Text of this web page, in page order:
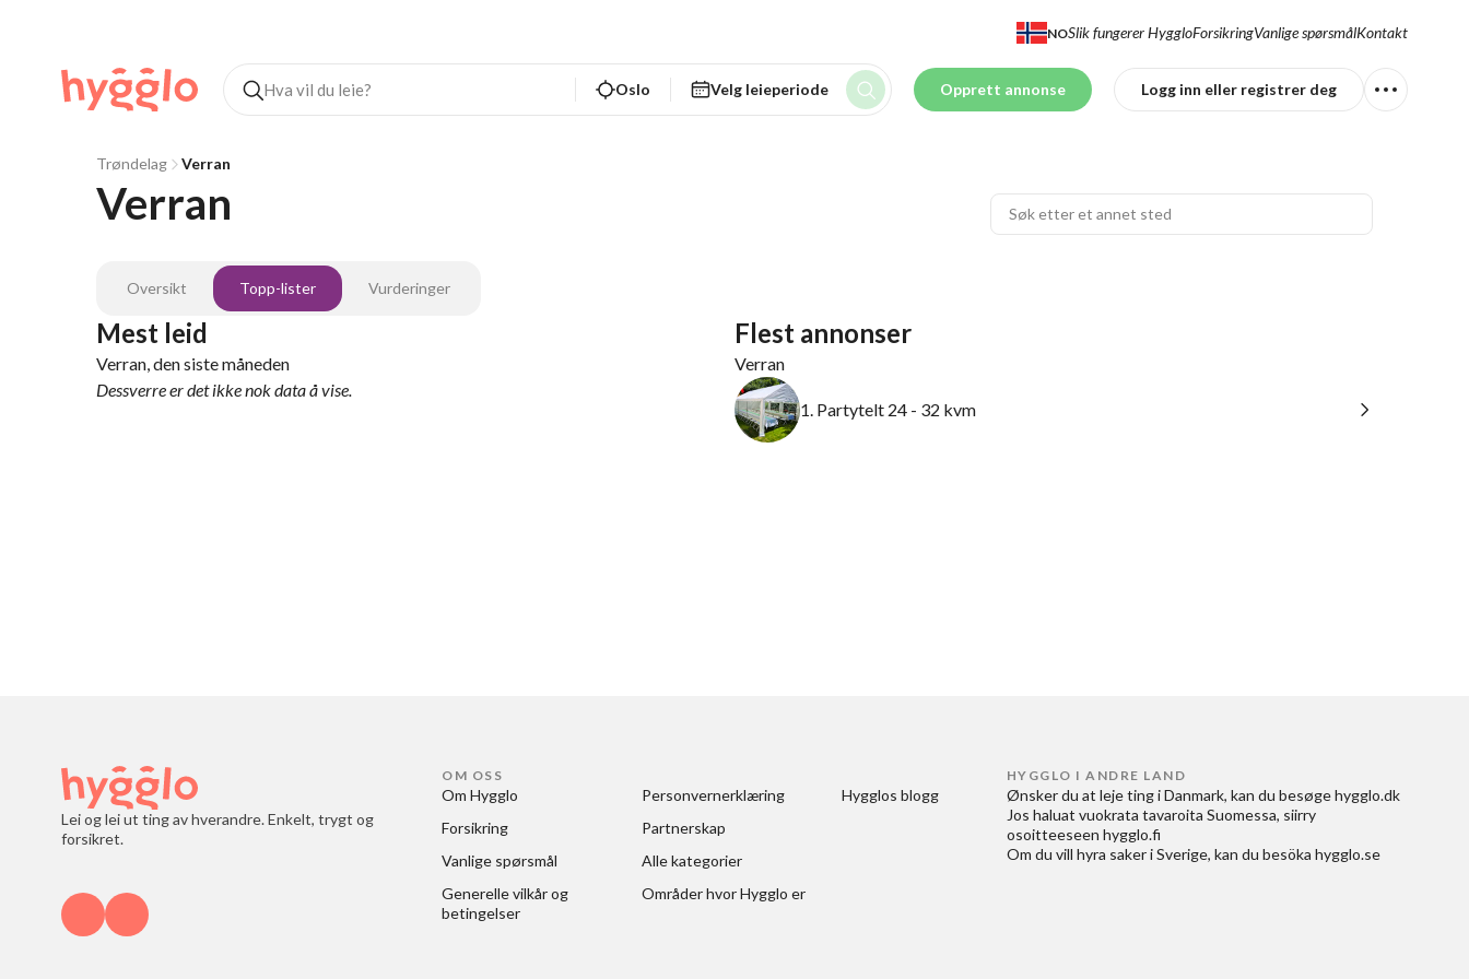
NOSlik fungerer HyggloForsikringVanlige spørsmålKontakt
Oslo Velg leieperiode Opprett annonse Logg inn eller registrer deg
Trøndelag Verran
Verran
Oversikt Topp-lister Vurderinger
Mest leid
Verran, den siste måneden
Dessverre er det ikke nok data å vise.
Flest annonser
Verran
1. Partytelt 24 - 32 kvm
Lei og lei ut ting av hverandre. Enkelt, trygt og
forsikret.
OM OSS
Om Hygglo
Forsikring
Vanlige spørsmål
Generelle vilkår og
betingelser
Personvernerklæring
Partnerskap
Alle kategorier
Områder hvor Hygglo er
Hygglos blogg
HYGGLO I ANDRE LAND
Ønsker du at leje ting i Danmark, kan du besøge hygglo.dk
Jos haluat vuokrata tavaroita Suomessa, siirry
osoitteeseen hygglo.fi
Om du vill hyra saker i Sverige, kan du besöka hygglo.se